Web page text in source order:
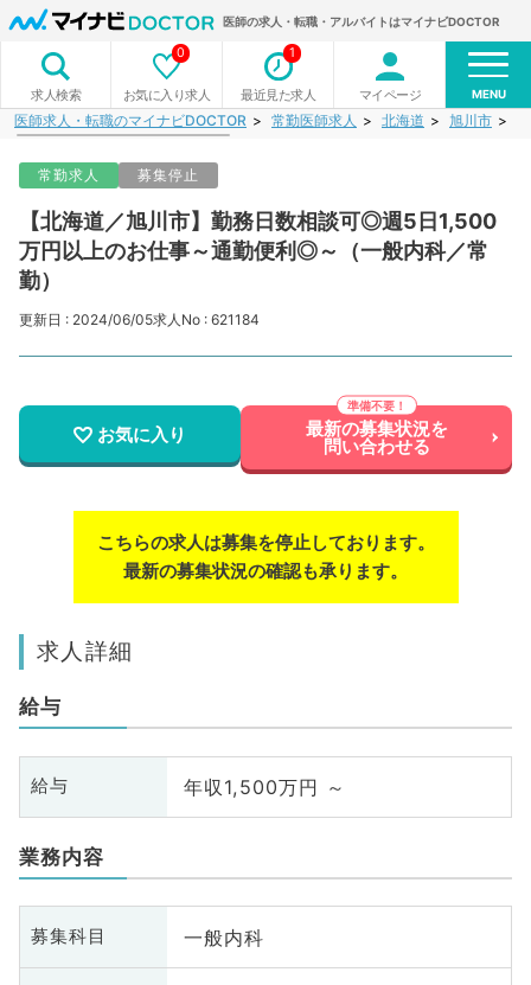
医師の求人・転職・アルバイトはマイナビDOCTOR
求人検索 お気に入り求人
0
最近見た求人
1
マイページ MENU
医師求人・転職のマイナビDOCTOR 常勤医師求人 北海道 旭川市
常勤求人 募集停止
【北海道／旭川市】勤務日数相談可◎週5日1,500
万円以上のお仕事～通勤便利◎～（一般内科／常
勤）
更新日 : 2024/06/05求人No : 621184
お気に入り 最新の募集状況を
問い合わせる
こちらの求人は募集を停止しております。
最新の募集状況の確認も承ります。
求人詳細
給与
給与 年収1,500万円 ～
業務内容
募集科目 一般内科